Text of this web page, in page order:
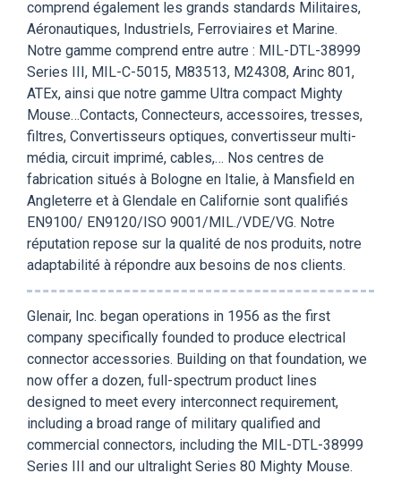
comprend également les grands standards Militaires,
Aéronautiques, Industriels, Ferroviaires et Marine.
Notre gamme comprend entre autre : MIL-DTL-38999
Series III, MIL-C-5015, M83513, M24308, Arinc 801,
ATEx, ainsi que notre gamme Ultra compact Mighty
Mouse…Contacts, Connecteurs, accessoires, tresses,
filtres, Convertisseurs optiques, convertisseur multi-
média, circuit imprimé, cables,… Nos centres de
fabrication situés à Bologne en Italie, à Mansfield en
Angleterre et à Glendale en Californie sont qualifiés
EN9100/ EN9120/ISO 9001/MIL./VDE/VG. Notre
réputation repose sur la qualité de nos produits, notre
adaptabilité à répondre aux besoins de nos clients.
Glenair, Inc. began operations in 1956 as the first
company specifically founded to produce electrical
connector accessories. Building on that foundation, we
now offer a dozen, full-spectrum product lines
designed to meet every interconnect requirement,
including a broad range of military qualified and
commercial connectors, including the MIL-DTL-38999
Series III and our ultralight Series 80 Mighty Mouse.